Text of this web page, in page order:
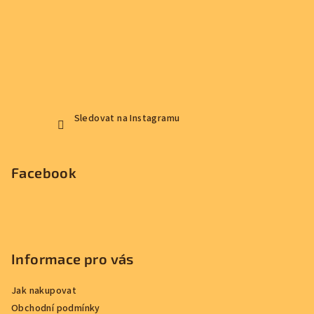
Sledovat na Instagramu
Facebook
Informace pro vás
Jak nakupovat
Obchodní podmínky